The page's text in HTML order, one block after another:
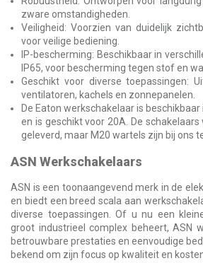
zware omstandigheden.
Veiligheid: Voorzien van duidelijk
voor veilige bediening.
IP-bescherming: Beschikbaar in
IP65, voor bescherming tegen stof en
Geschikt voor diverse toepassingen:
ventilatoren, kachels en zonnepanelen.
De Eaton werkschakelaar is
en is geschikt voor 20A. De
geleverd, maar M20 wartels zijn bij ons
ASN Werkschakelaars
ASN is een toonaangevend merk in de
en biedt een breed scala aan
diverse toepassingen. Of u nu een
groot industrieel complex beheert, ASN
betrouwbare prestaties en eenvoudige
bekend om zijn focus op kwaliteit en